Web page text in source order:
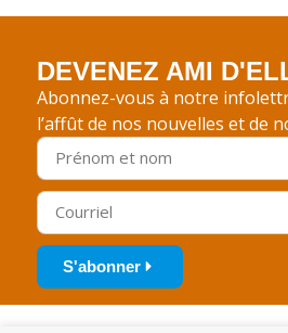
DEVENEZ AMI
Abonnez-vous à notre
l’affût de nos nouvelles et de
S'abonner